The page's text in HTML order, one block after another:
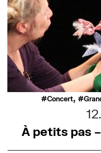
Concert,
À petits pas